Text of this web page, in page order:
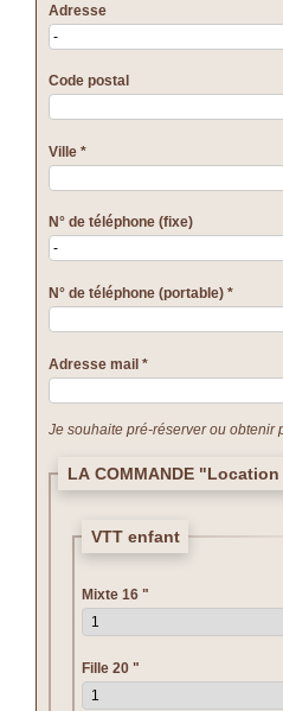
Adresse
Code postal
Ville*
N° de téléphone (fixe)
N° de téléphone (portable)*
Adresse mail*
Je souhaite pré-réserver ou obtenir
LA COMMANDE
VTT enfant
Mixte 16 "
Fille 20 "